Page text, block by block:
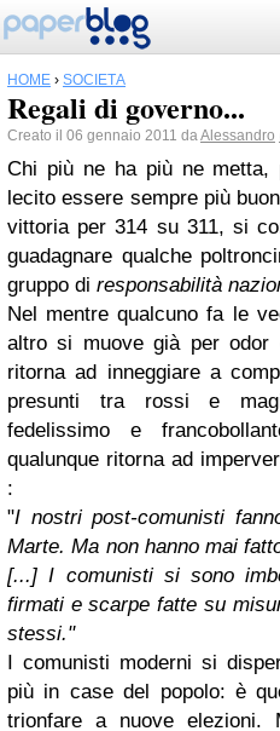
HOME › SOCIETÀ
Regali di governo...
Creato il 06 gennaio 2011 daAlessandro
Chi più ne ha più ne metta,
lecito essere sempre più
vittoria per 314 su 311, si
guadagnare qualche
gruppo di responsabilità
Nel mentre qualcuno fa le
altro si muove già per odor
ritorna ad inneggiare a
presunti tra rossi e
fedelissimo e
qualunque ritorna ad
:
"I nostri post-comunisti
Marte. Ma non hanno mai
[...] I comunisti si sono
firmati e scarpe fatte su
stessi."
I comunisti moderni si
più in case del popolo: è
trionfare a nuove elezioni.